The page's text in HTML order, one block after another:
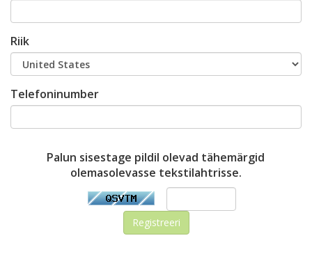
Riik
Telefoninumber
Palun sisestage pildil olevad tähemärgid
olemasolevasse tekstilahtrisse.